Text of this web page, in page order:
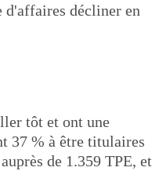
d'affaires décliner en
tôt et ont une
37 % à être titulaires
de 1.359 TPE, et